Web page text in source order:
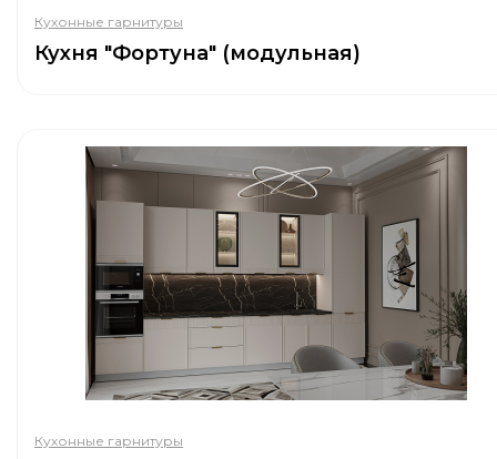
Кухонные гарнитуры
Кухня "Фортуна" (модульная)
Кухонные гарнитуры